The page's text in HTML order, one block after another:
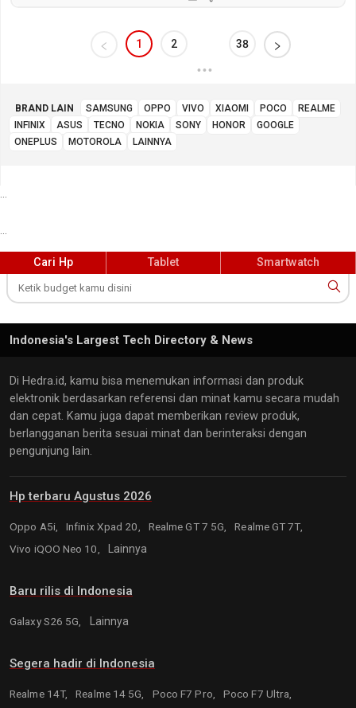
1 2
•••
38
BRAND LAIN SAMSUNG OPPO VIVO XIAOMI POCO
REALME
INFINIX
ASUS TECNO NOKIA SONY HONOR
GOOGLE
ONEPLUS
MOTOROLA LAINNYA
Cari Hp Tablet Smartwatch
Indonesia's Largest Tech Directory & News
Di Hedra.id, kamu bisa menemukan informasi dan produk
elektronik berdasarkan referensi dan minat kamu secara mudah
dan cepat. Kamu juga dapat memberikan review produk,
berlangganan berita sesuai minat dan berinteraksi dengan
pengunjung lain.
Hp terbaru Agustus 2026
Oppo A5i, Infinix Xpad 20, Realme GT 7 5G,
Realme GT 7T,
Vivo iQOO Neo 10,
Lainnya
Baru rilis di Indonesia
Galaxy S26 5G, Lainnya
Segera hadir di Indonesia
Realme 14T, Realme 14 5G, Poco F7 Pro,
Poco F7 Ultra,